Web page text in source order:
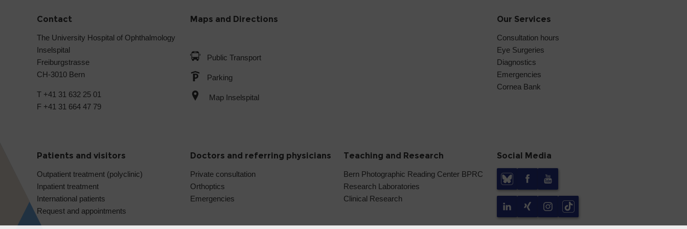
Contact
The University Hospital of Ophthalmology
Inselspital
Freiburgstrasse
CH-3010 Bern
T +41 31 632 25 01
F +41 31 664 47 79
Maps and Directions
Public Transport
Parking
Map Inselspital
Our Services
Consultation hours
Eye Surgeries
Diagnostics
Emergencies
Cornea Bank
Patients and visitors
Outpatient treatment (polyclinic)
Inpatient treatment
International patients
Request and appointments
Doctors and referring physicians
Private consultation
Orthoptics
Emergencies
Teaching and Research
Bern Photographic Reading Center BPRC
Research Laboratories
Clinical Research
Social Media